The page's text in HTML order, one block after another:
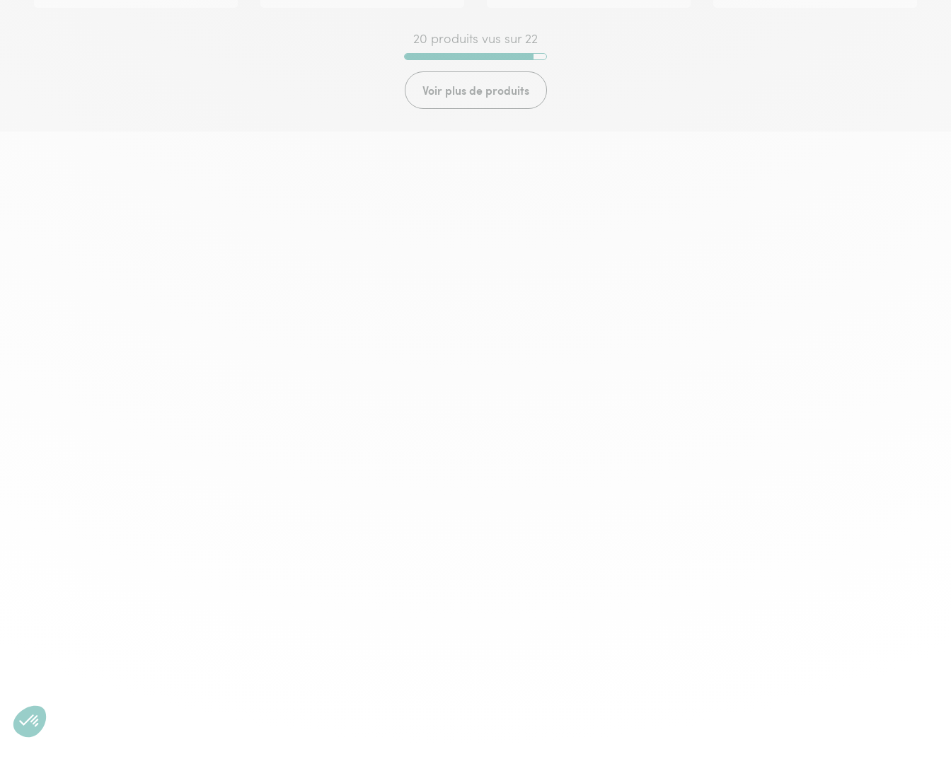
20 produits vus sur 22
Voir plus de produits